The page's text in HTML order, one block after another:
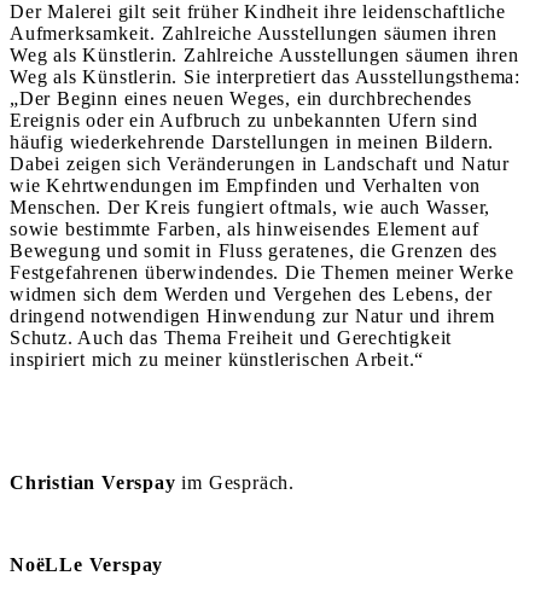
Der Malerei gilt seit früher Kindheit ihre leidenschaftliche
Aufmerksamkeit. Zahlreiche Ausstellungen säumen ihren
Weg als Künstlerin. Zahlreiche Ausstellungen säumen ihren
Weg als Künstlerin. Sie interpretiert das Ausstellungsthema:
„Der Beginn eines neuen Weges, ein durchbrechendes
Ereignis oder ein Aufbruch zu unbekannten Ufern sind
häufig wiederkehrende Darstellungen in meinen Bildern.
Dabei zeigen sich Veränderungen in Landschaft und Natur
wie Kehrtwendungen im Empfinden und Verhalten von
Menschen. Der Kreis fungiert oftmals, wie auch Wasser,
sowie bestimmte Farben, als hinweisendes Element auf
Bewegung und somit in Fluss geratenes, die Grenzen des
Festgefahrenen überwindendes. Die Themen meiner Werke
widmen sich dem Werden und Vergehen des Lebens, der
dringend notwendigen Hinwendung zur Natur und ihrem
Schutz. Auch das Thema Freiheit und Gerechtigkeit
inspiriert mich zu meiner künstlerischen Arbeit.“
Christian Verspay im Gespräch.
NoëLLe Verspay